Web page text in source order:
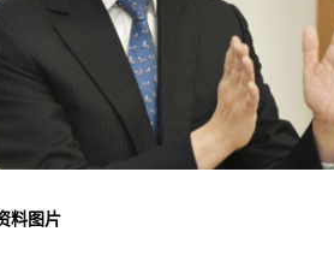
料图片